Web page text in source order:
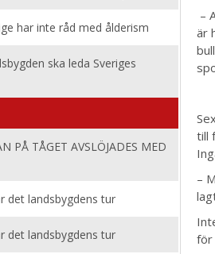
har inte råd med ålderism
ska leda Sveriges
PÅ TÅGET AVSLÖJADES MED
det landsbygdens tur
det landsbygdens tur
–
är
till
–
för